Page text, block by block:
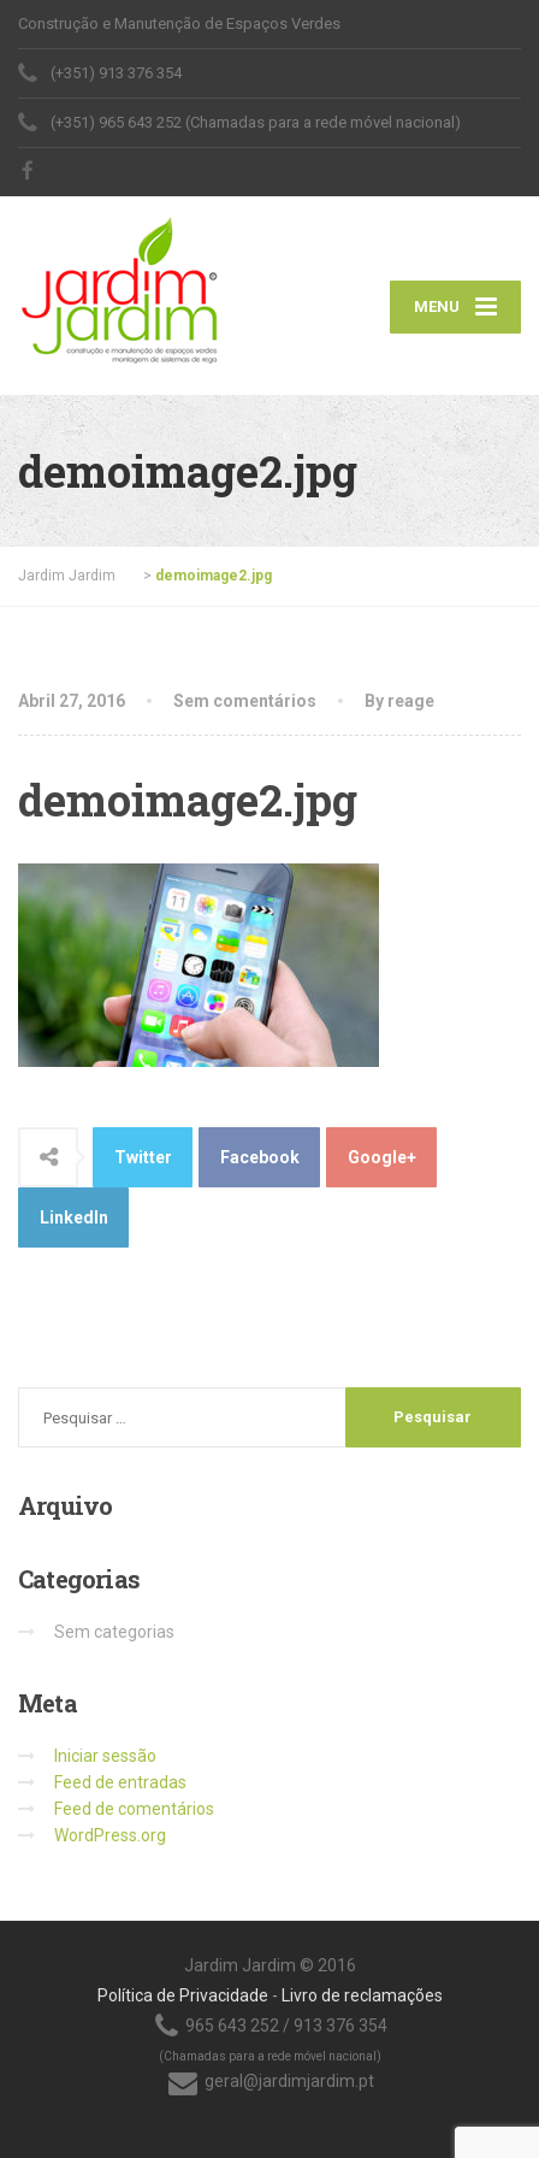
Construção e Manutenção de Espaços Verdes
(+351) 913 376 354
(+351) 965 643 252 (Chamadas para a rede móvel nacional)
MENU
demoimage2.jpg
Jardim Jardim > demoimage2.jpg
Abril 27, 2016 Sem comentários By reage
demoimage2.jpg
Twitter Facebook Google+
LinkedIn
Arquivo
Categorias
Sem categorias
Meta
Iniciar sessão
Feed de entradas
Feed de comentários
WordPress.org
Jardim Jardim © 2016
Política de Privacidade -
Livro de reclamações
965 643 252 / 913 376 354
(Chamadas para a rede móvel nacional)
geral@jardimjardim.pt